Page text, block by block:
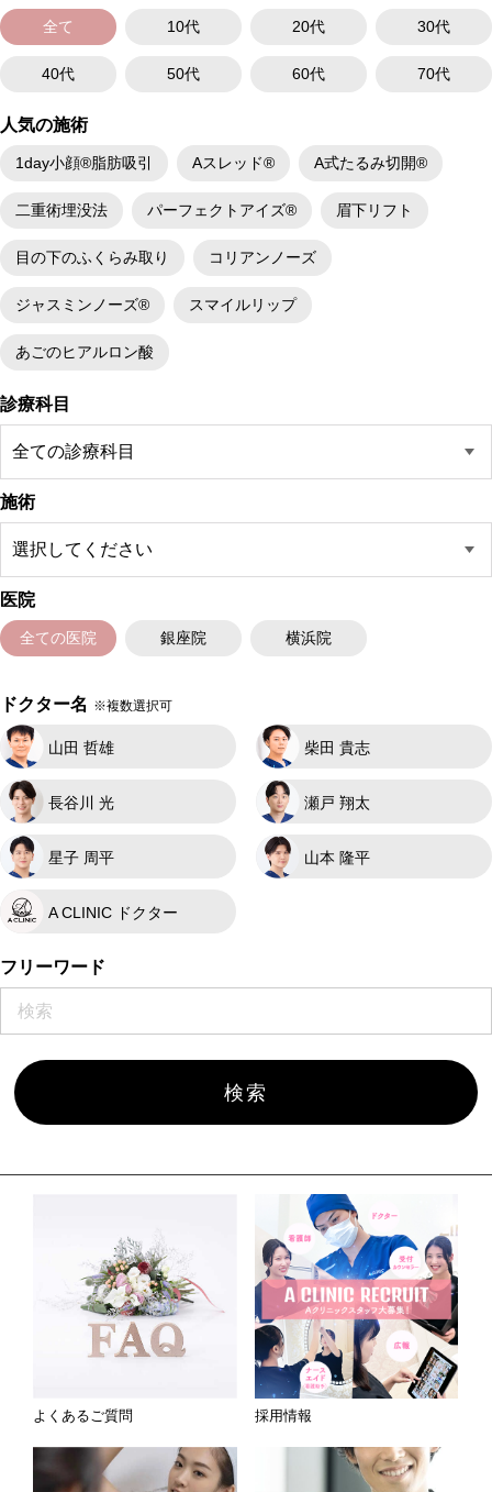
全て 10代 20代 30代
40代 50代 60代 70代
人気の施術
1day小顔®脂肪吸引 Aスレッド® A式たるみ切開®
二重術埋没法 パーフェクトアイズ® 眉下リフト
目の下のふくらみ取り コリアンノーズ
ジャスミンノーズ® スマイルリップ
あごのヒアルロン酸
診療科目
施術
医院
全ての医院 銀座院 横浜院
ドクター名 ※複数選択可
山田 哲雄 柴田 貴志
長谷川 光 瀬戸 翔太
星子 周平 山本 隆平
A CLINIC ドクター
フリーワード
よくあるご質問 採用情報